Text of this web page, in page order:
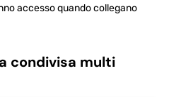
accesso quando collegano
condivisa multi